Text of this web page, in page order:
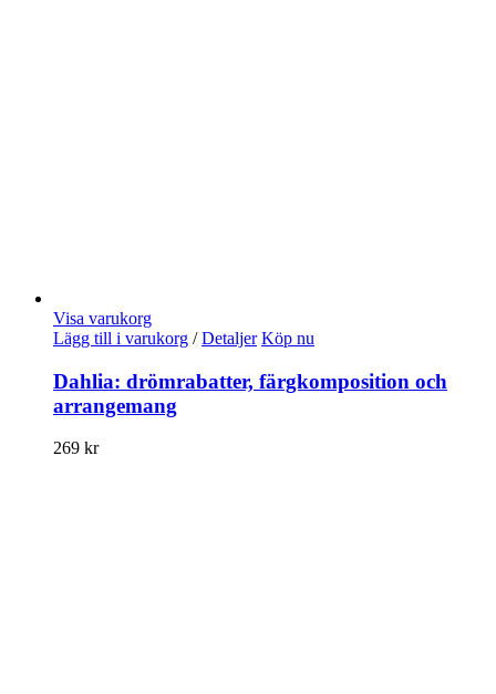
Visa varukorg
Lägg till i varukorg / Detaljer Köp nu
Dahlia: drömrabatter, färgkomposition och
arrangemang
269 kr